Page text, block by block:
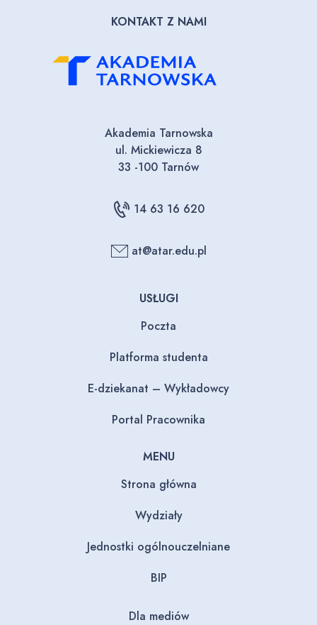
KONTAKT Z NAMI
Akademia Tarnowska
ul. Mickiewicza 8
33 -100 Tarnów
14 63 16 620
at@atar.edu.pl
USŁUGI
Poczta
Platforma studenta
E-dziekanat – Wykładowcy
Portal Pracownika
MENU
Strona główna
Wydziały
Jednostki ogólnouczelniane
BIP
Dla mediów